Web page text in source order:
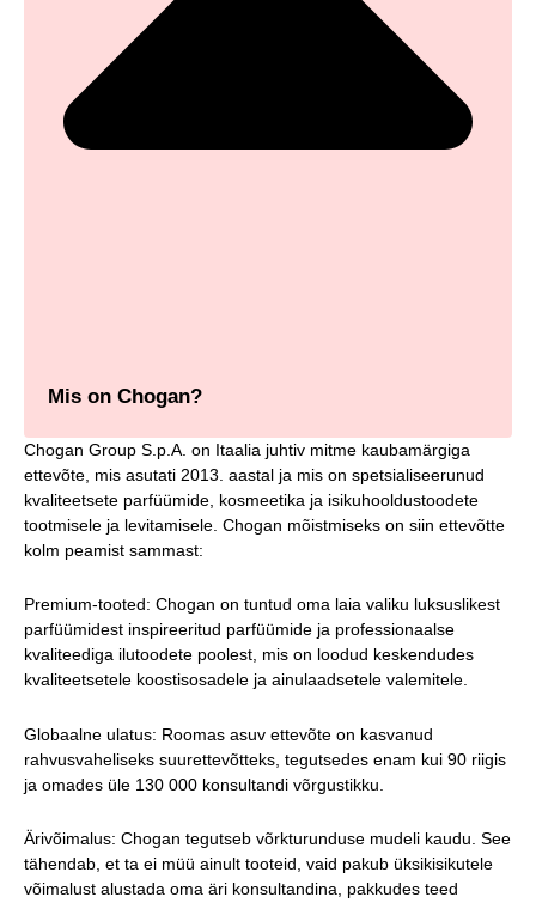
Mis on Chogan?
Chogan Group S.p.A. on Itaalia juhtiv mitme kaubamärgiga
ettevõte, mis asutati 2013. aastal ja mis on spetsialiseerunud
kvaliteetsete parfüümide, kosmeetika ja isikuhooldustoodete
tootmisele ja levitamisele. Chogan mõistmiseks on siin ettevõtte
kolm peamist sammast:
Premium-tooted: Chogan on tuntud oma laia valiku luksuslikest
parfüümidest inspireeritud parfüümide ja professionaalse
kvaliteediga ilutoodete poolest, mis on loodud keskendudes
kvaliteetsetele koostisosadele ja ainulaadsetele valemitele.
Globaalne ulatus: Roomas asuv ettevõte on kasvanud
rahvusvaheliseks suurettevõtteks, tegutsedes enam kui 90 riigis
ja omades üle 130 000 konsultandi võrgustikku.
Ärivõimalus: Chogan tegutseb võrkturunduse mudeli kaudu. See
tähendab, et ta ei müü ainult tooteid, vaid pakub üksikisikutele
võimalust alustada oma äri konsultandina, pakkudes teed